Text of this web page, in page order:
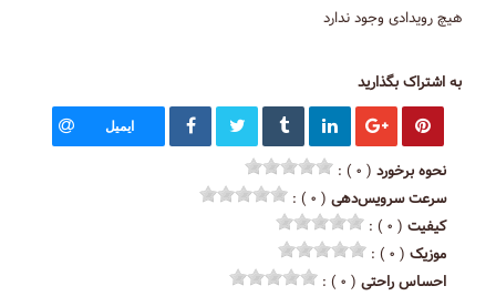
هیچ رویدادی وجود ندارد
به اشتراک بگذارید
ایمیل
نحوه برخورد ( ۰ ) :
سرعت سرویس‌دهی ( ۰ ) :
کیفیت ( ۰ ) :
موزیک ( ۰ ) :
احساس راحتی ( ۰ ) :